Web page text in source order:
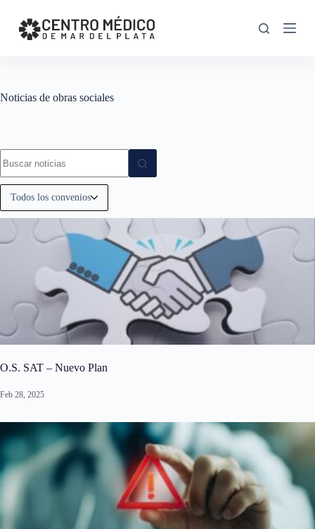
k
o
n
t
Noticias de obras sociales
Todos los convenios
O.S. SAT – Nuevo Plan
Feb 28, 2025